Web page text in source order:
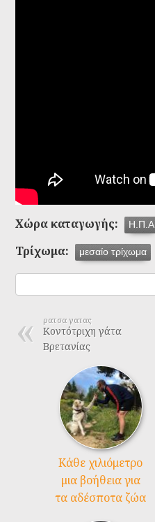
Χώρα καταγωγής: Η.Π.Α
Τρίχωμα: μεσαίο τρίχωμα
ρατσα γατας
Κοντότριχη γάτα
Βρετανίας
Kάθε χιλιόμετρο
μια βοήθεια για
τα αδέσποτα ζώα